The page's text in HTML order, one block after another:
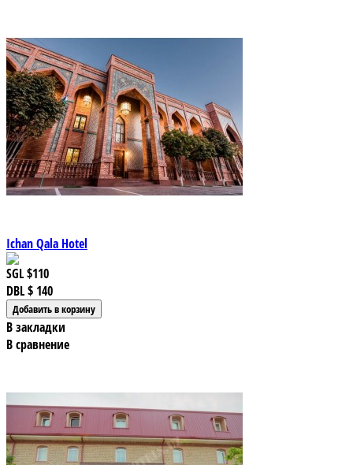
Ichan Qala Hotel
SGL$110
DBL$ 140
В закладки
В сравнение